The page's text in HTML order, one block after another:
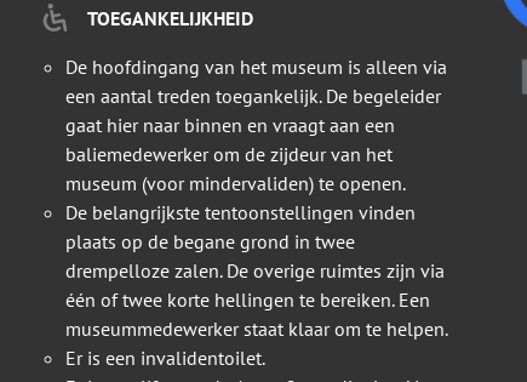
TOEGANKELIJKHEID
De hoofdingang van het museum is alleen via
een aantal treden toegankelijk. De begeleider
gaat hier naar binnen en vraagt aan een
baliemedewerker om de zijdeur van het
museum (voor mindervaliden) te openen.
De belangrijkste tentoonstellingen vinden
plaats op de begane grond in twee
drempelloze zalen. De overige ruimtes zijn via
één of twee korte hellingen te bereiken. Een
museummedewerker staat klaar om te helpen.
Er is een invalidentoilet.